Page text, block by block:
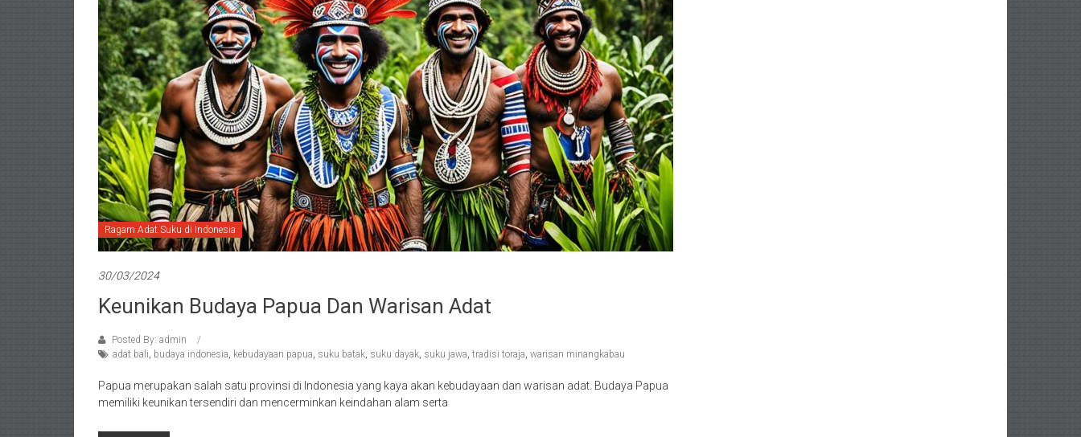
Ragam Adat Suku di Indonesia
30/03/2024
Keunikan Budaya Papua Dan Warisan Adat
Posted By: admin
adat bali, budaya indonesia, kebudayaan papua, suku batak, suku dayak, suku jawa, tradisi toraja, warisan minangkabau
Papua merupakan salah satu provinsi di Indonesia yang kaya akan kebudayaan dan warisan adat. Budaya Papua
memiliki keunikan tersendiri dan mencerminkan keindahan alam serta